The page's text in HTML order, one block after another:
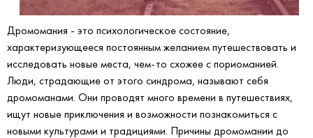
Дромомания - это психологическое состояние,
характеризующееся постоянным желанием путешествовать и
исследовать новые места, чем-то схожее с пориоманией.
Люди, страдающие от этого синдрома, называют себя
дромоманами. Они проводят много времени в путешествиях,
ищут новые приключения и возможности познакомиться с
новыми культурами и традициями. Причины дромомании до